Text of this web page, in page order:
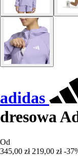
adidas
dresowa
Od
345,00 zł 219,00 zł -